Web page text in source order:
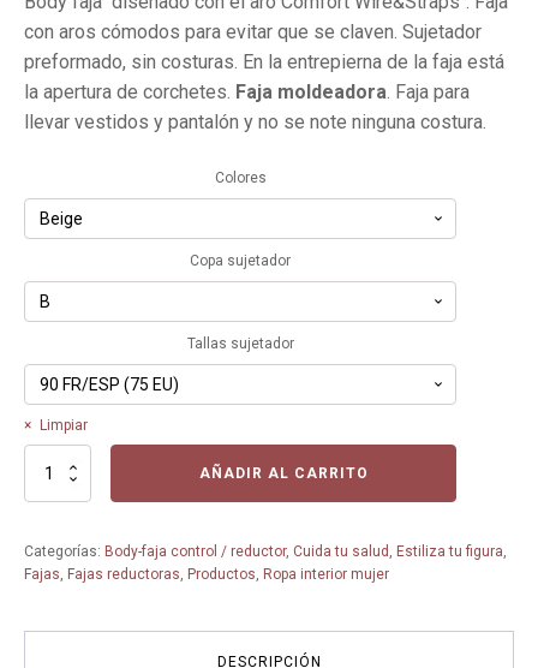
original
era:
99,00€.
actual
es:
89,10€.
con aros cómodos para evitar que se claven. Sujetador
preformado, sin costuras. En la entrepierna de la faja está
la apertura de corchetes. Faja moldeadora. Faja para
llevar vestidos y pantalón y no se note ninguna costura.
Colores
Copa sujetador
Tallas sujetador
Limpiar
Faja
10193438-
Triumph
AÑADIR AL CARRITO
Categorías: Body-faja control / reductor, Cuida tu salud , Estiliza tu figura,
Fajas, Fajas reductoras, Productos, Ropa interior mujer
DESCRIPCIÓN